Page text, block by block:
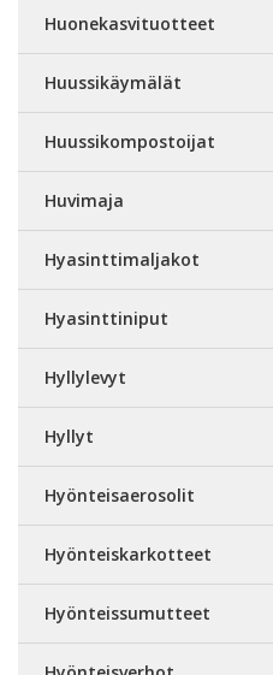
Huonekasvituotteet
Huussikäymälät
Huussikompostoijat
Huvimaja
Hyasinttimaljakot
Hyasinttiniput
Hyllylevyt
Hyllyt
Hyönteisaerosolit
Hyönteiskarkotteet
Hyönteissumutteet